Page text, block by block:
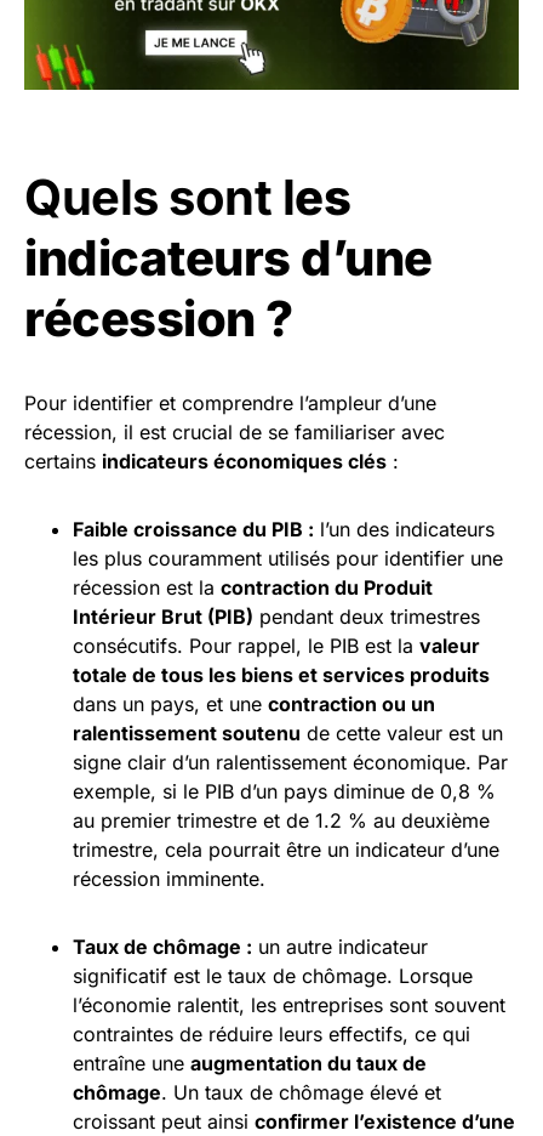
Quels sont les
indicateurs d’une
récession ?
Pour identifier et comprendre l’ampleur d’une
récession, il est crucial de se familiariser avec
certains indicateurs économiques clés :
Faible croissance du PIB : l’un des indicateurs
les plus couramment utilisés pour identifier une
récession est la contraction du Produit
Intérieur Brut (PIB) pendant deux trimestres
consécutifs. Pour rappel, le PIB est la valeur
totale de tous les biens et services produits
dans un pays, et une contraction ou un
ralentissement soutenu de cette valeur est un
signe clair d’un ralentissement économique. Par
exemple, si le PIB d’un pays diminue de 0,8 %
au premier trimestre et de 1.2 % au deuxième
trimestre, cela pourrait être un indicateur d’une
récession imminente.
Taux de chômage : un autre indicateur
significatif est le taux de chômage. Lorsque
l’économie ralentit, les entreprises sont souvent
contraintes de réduire leurs effectifs, ce qui
entraîne une augmentation du taux de
chômage. Un taux de chômage élevé et
croissant peut ainsi confirmer l’existence d’une